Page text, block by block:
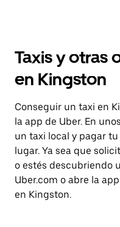
Taxis y otras
en Kingston
Conseguir un taxi en
la app de Uber. En
un taxi local y pagar
lugar. Ya sea que
o estés descubriendo
Uber.com o abre la
en Kingston.